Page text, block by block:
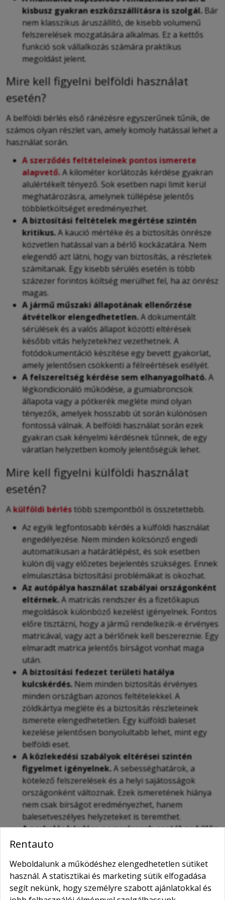
kisbusz gyakran eszközszállításra is szolgál. Bár
nem klasszikus áruszállító, de kisebb volumenű
felszerelések mozgatására alkalmas. Ez a kettős
funkció sok vállalkozás számára praktikus
megoldást jelent.
Mire kell figyelni belföldi használat
esetén?
A belföldi bérlés első ránézésre egyszerűnek tűnik, de
számos olyan részlet van, amely komoly hatással lehet a
használat során.
A szerződés feltételeinek pontos ismerete
alapvető.A kilométer korlátozás kérdése gyakran
alulértékelt tényező. Sok esetben napi limit kerül
meghatározásra, amelynek túllépése jelentős
többletköltséget eredményezhet.
A biztosítási feltételek megértése szintén
kritikus.A kaució mértéke és a biztosítás önrésze
közvetlen hatással van a bérlő kockázatára. Nem
elegendő azt látni, hogy van biztosítás, a részletek
számítanak. Egy kisebb sérülés esetén is több
százezer forintos költség merülhet fel, ha az önrész
magas.
A jármű műszaki állapotának ellenőrzése
átvételkor elengedhetetlen.A dokumentált
sérülések és a valós állapot közötti eltérések
később vitás helyzetekhez vezethetnek. A
fotódokumentáció készítése egy bevett gyakorlat,
amely jelentősen csökkenti a félreértések esélyét.
A felszereltség kérdése sem elhanyagolható.A
légkondicionáló működése, a gumiabroncsok
állapota vagy a pótkerék megléte mind olyan
tényezők, amelyek hosszabb út során különösen
fontossá válnak. A belföldi használat során ezek
gyakran csak kényelmi kérdésnek tűnnek, de egy
váratlan helyzetben komoly jelentőségük lehet.
Mire kell figyelni külföldi használat
esetén?
Akülföldi bérléstöbb szempontból is összetettebb.
Az egyik legfontosabb kérdés a külföldi használat
engedélyezése. Nem minden kölcsönző engedi
automatikusan a határátlépést, és sok esetben
külön díj vagy előzetes bejelentés szükséges. Ennek
elmulasztása biztosítási problémákat is okozhat.
Az autópálya használat szabályai országonként
eltérnek.A matricás rendszer és a fizetőkapus
megoldások különböző kezelést igényelnek. Fontos
előre tisztázni, hogy a jármű rendelkezik-e érvényes
matricával, vagy azt a bérlőnek kell beszereznie. Egy
elmaradt matrica jelentős bírságot vonhat maga
után.
A biztosítási fedezet területi hatálya
kulcskérdés. Nem minden biztosítás érvényes
minden országban azonos feltételekkel. A
zöldkártya megléte és a biztosítás részleteinek
ismerete elengedhetetlen. Egy külföldi baleset
kezelése jelentősen bonyolultabb lehet, mint egy
belföldi eset.
A közlekedési szabályok eltérései szintén
figyelmet igényelnek.A sebességhatárok, a
kötelező felszerelések és a helyi sajátosságok
országonként változnak. Ezek ismeretének hiánya
nem csak bírságot eredményezhet, hanem
balesetveszélyes helyzeteket is teremthet.
A parkolás kérdése nagyvárosok esetében külön
kihívást jelent.
is magasabbak lehetnek. Ez különösen igaz
turisztikai központokban, ahol a forgalom és a
parkolási kapacitás korlátozott.
Rentauto
Weboldalunk a működéshez elengedhetetlen sütiket
használ. A statisztikai és marketing sütik elfogadása
segít nekünk, hogy személyre szabott ajánlatokkal és